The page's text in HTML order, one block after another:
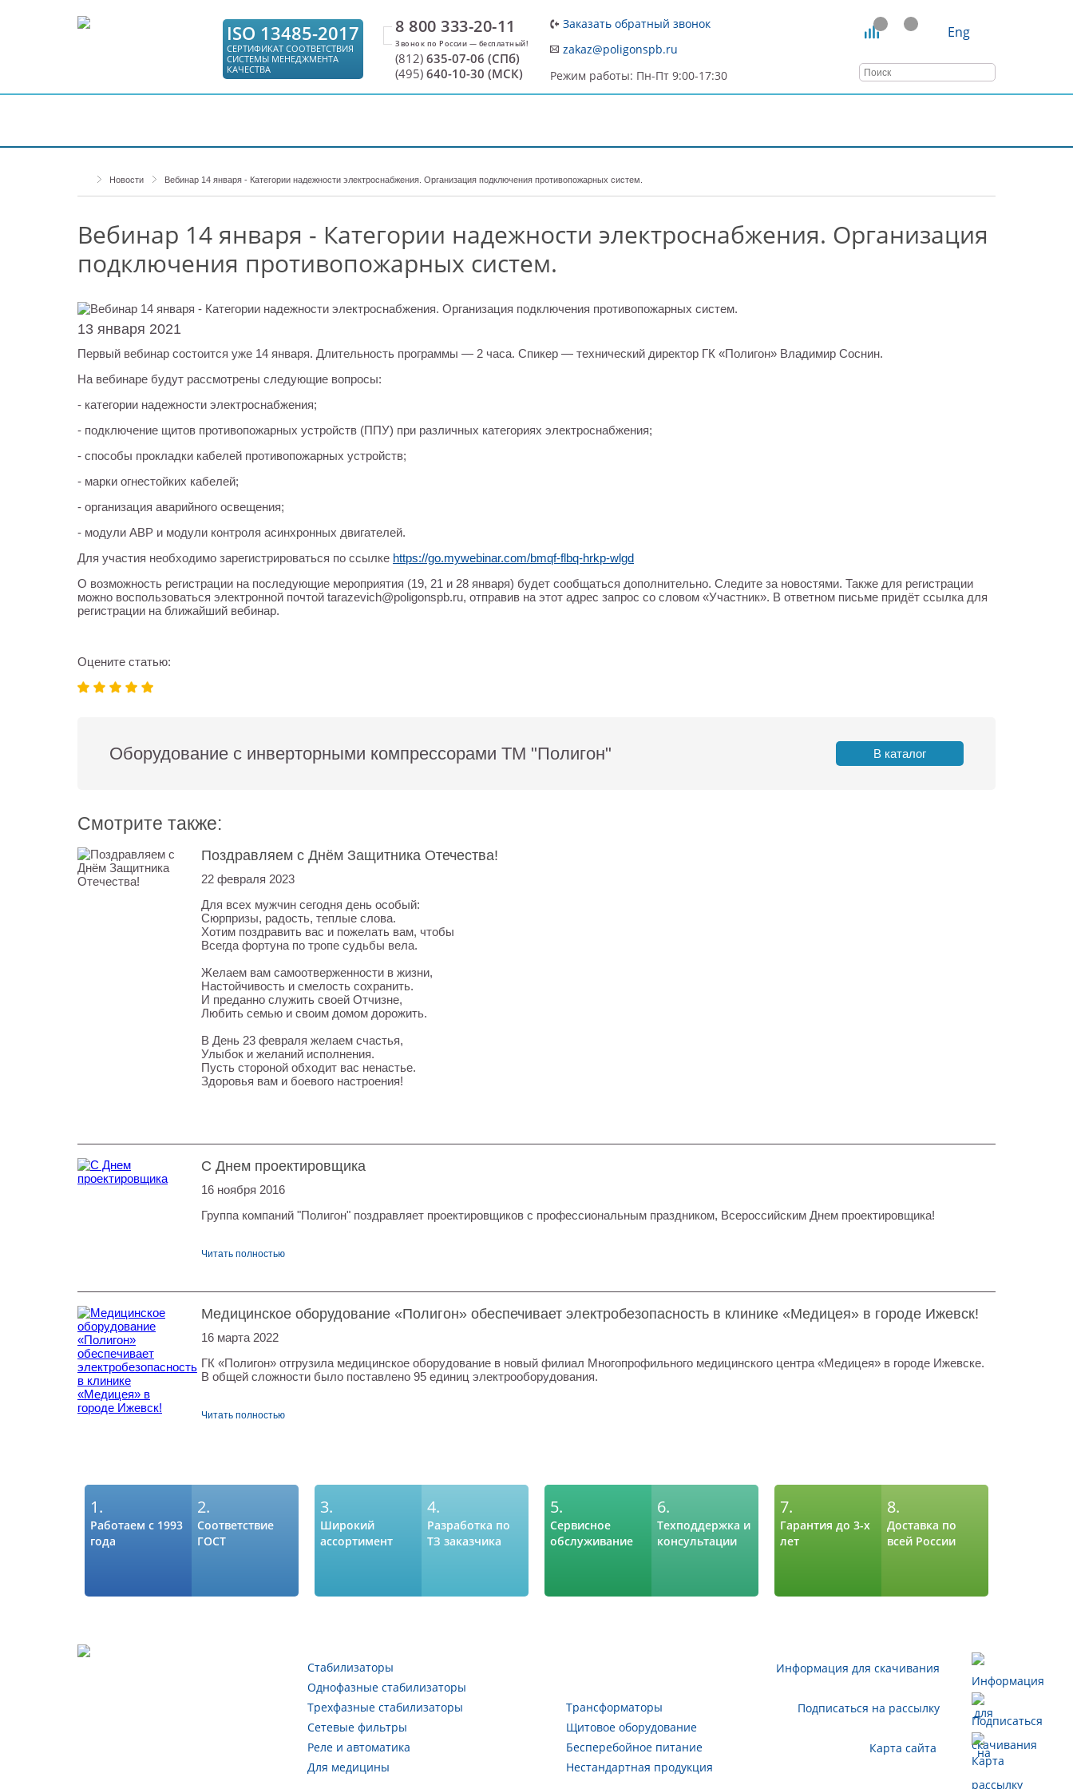
ISO 13485-2017
СЕРТИФИКАТ СООТВЕТСТВИЯ
СИСТЕМЫ МЕНЕДЖМЕНТА
КАЧЕСТВА
8 800 333-20-11
(812) 635-07-06 (СПб)
(495) 640-10-30 (МСК)
Заказать обратный звонок
zakaz@poligonspb.ru
Режим работы: Пн-Пт 9:00-17:30
Eng
Новости Вебинар 14 января - Категории надежности электроснабжения. Организация подключения противопожарных систем.
Вебинар 14 января - Категории надежности электроснабжения. Организация
подключения противопожарных систем.
13 января 2021
Первый вебинар состоится уже 14 января. Длительность программы — 2 часа. Спикер — технический директор ГК «Полигон» Владимир Соснин.
На вебинаре будут рассмотрены следующие вопросы:
- категории надежности электроснабжения;
- подключение щитов противопожарных устройств (ППУ) при различных категориях электроснабжения;
- способы прокладки кабелей противопожарных устройств;
- марки огнестойких кабелей;
- организация аварийного освещения;
- модули АВР и модули контроля асинхронных двигателей.
Для участия необходимо зарегистрироваться по ссылке https://go.mywebinar.com/bmqf-flbq-hrkp-wlgd
О возможность регистрации на последующие мероприятия (19, 21 и 28 января) будет сообщаться дополнительно. Следите за новостями. Также для регистрации
можно воспользоваться электронной почтой tarazevich@poligonspb.ru, отправив на этот адрес запрос со словом «Участник». В ответном письме придёт ссылка для
регистрации на ближайший вебинар.
Оцените статью:
Оборудование с инверторными компрессорами ТМ "Полигон" В каталог
Смотрите также:
Поздравляем с Днём Защитника Отечества!
22 февраля 2023
Для всех мужчин сегодня день особый:
Сюрпризы, радость, теплые слова.
Хотим поздравить вас и пожелать вам, чтобы
Всегда фортуна по тропе судьбы вела.
Желаем вам самоотверженности в жизни,
Настойчивость и смелость сохранить.
И преданно служить своей Отчизне,
Любить семью и своим домом дорожить.
В День 23 февраля желаем счастья,
Улыбок и желаний исполнения.
Пусть стороной обходит вас ненастье.
Здоровья вам и боевого настроения!
С Днем проектировщика
16 ноября 2016
Группа компаний "Полигон" поздравляет проектировщиков с профессиональным праздником, Всероссийским Днем проектировщика!
Читать полностью
Медицинское оборудование «Полигон» обеспечивает электробезопасность в клинике «Медицея» в городе Ижевск!
16 марта 2022
ГК «Полигон» отгрузила медицинское оборудование в новый филиал Многопрофильного медицинского центра «Медицея» в городе Ижевске.
В общей сложности было поставлено 95 единиц электрооборудования.
Читать полностью
1.
Работаем с 1993
года
2.
Соответствие
ГОСТ
3.
Широкий
ассортимент
4.
Разработка по
ТЗ заказчика
5.
Сервисное
обслуживание
6.
Техподдержка и
консультации
7.
Гарантия до 3-х
лет
8.
Доставка по
всей России
Стабилизаторы
Однофазные стабилизаторы
Трехфазные стабилизаторы
Сетевые фильтры
Реле и автоматика
Для медицины
Трансформаторы
Щитовое оборудование
Бесперебойное питание
Нестандартная продукция
Информация для скачивания
Подписаться на рассылку
Карта сайта